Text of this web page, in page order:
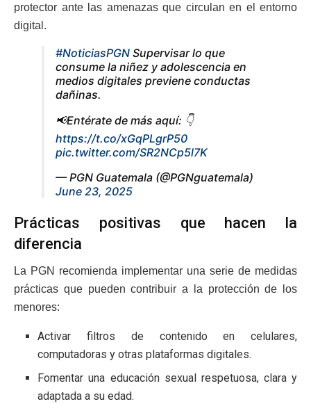
protector ante las amenazas que circulan en el entorno
digital.
#NoticiasPGN Supervisar lo que
consume la niñez y adolescencia en
medios digitales previene conductas
dañinas.
📢Entérate de más aquí: 👇
https://t.co/xGqPLgrP50
pic.twitter.com/SR2NCp5l7K
— PGN Guatemala (@PGNguatemala)
June 23, 2025
Prácticas positivas que hacen la
diferencia
La PGN recomienda implementar una serie de medidas
prácticas que pueden contribuir a la protección de los
menores:
Activar filtros de contenido en celulares,
computadoras y otras plataformas digitales.
Fomentar una educación sexual respetuosa, clara y
adaptada a su edad.